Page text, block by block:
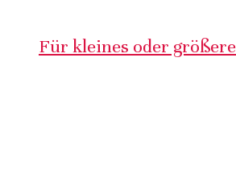
Für kleines oder